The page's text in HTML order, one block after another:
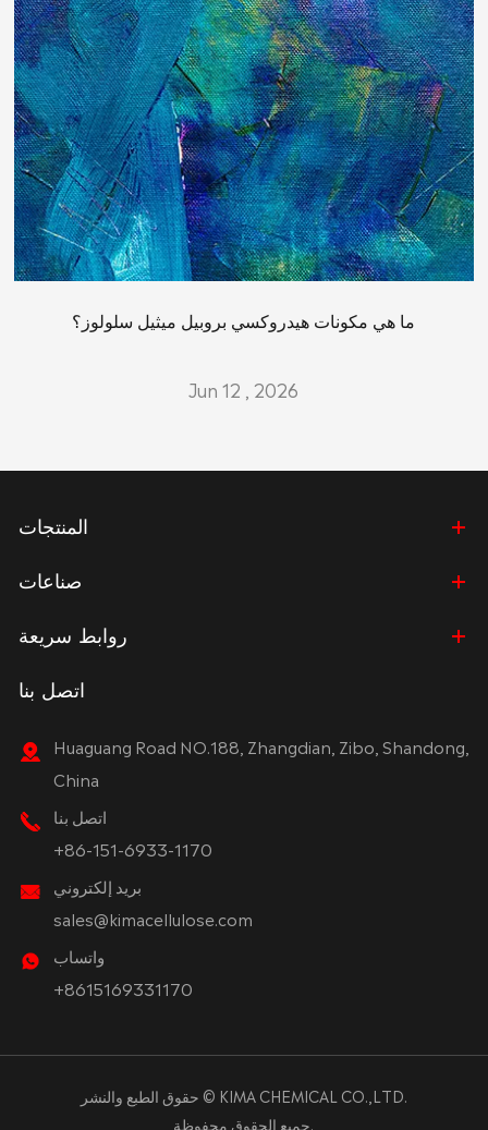
ما هي مكونات هيدروكسي بروبيل ميثيل سلولوز؟
Jun 12 , 2026
المنتجات
صناعات
روابط سريعة
اتصل بنا
Huaguang Road NO.188, Zhangdian, Zibo, Shandong,
China
اتصل بنا
+86-151-6933-1170
بريد إلكتروني
sales@kimacellulose.com
واتساب
+8615169331170
حقوق الطبع والنشر © KIMA CHEMICAL CO.,LTD.
جميع الحقوق محفوظة.